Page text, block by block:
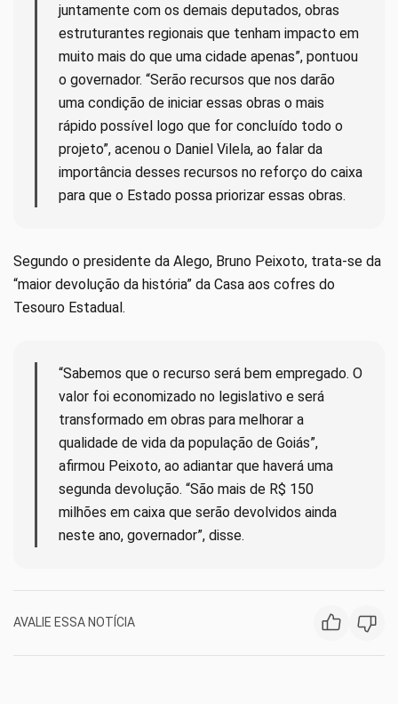
juntamente com os demais deputados, obras
estruturantes regionais que tenham impacto em
muito mais do que uma cidade apenas”, pontuou
o governador. “Serão recursos que nos darão
uma condição de iniciar essas obras o mais
rápido possível logo que for concluído todo o
projeto”, acenou o Daniel Vilela, ao falar da
importância desses recursos no reforço do caixa
para que o Estado possa priorizar essas obras.
Segundo o presidente da Alego, Bruno Peixoto, trata-se da
“maior devolução da história” da Casa aos cofres do
Tesouro Estadual.
“Sabemos que o recurso será bem empregado. O
valor foi economizado no legislativo e será
transformado em obras para melhorar a
qualidade de vida da população de Goiás”,
afirmou Peixoto, ao adiantar que haverá uma
segunda devolução. “São mais de R$ 150
milhões em caixa que serão devolvidos ainda
neste ano, governador”, disse.
AVALIE ESSA NOTÍCIA